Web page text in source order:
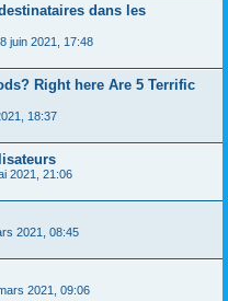
dans les
juin 2021, 17:48
Right here Are 5 Terrific
18:37
2021, 21:06
2021, 08:45
2021, 09:06